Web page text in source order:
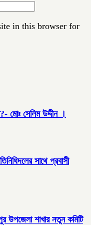
in this browser for
মোঃ সেলিম উদ্দীন ।
সাথে প্রবাসী
উপজেলা শাখার নতুন কমিটি